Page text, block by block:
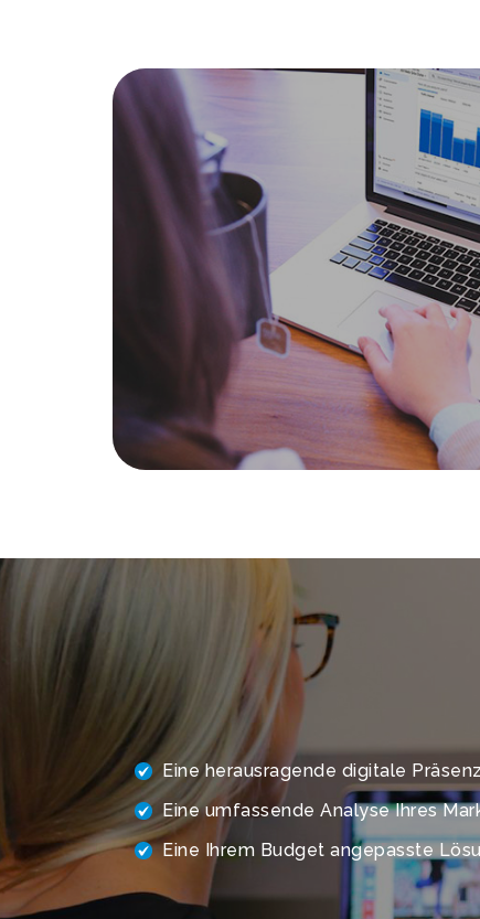
Eine herausragende digitale Präsenz
Eine umfassende Analyse Ihres
Eine Ihrem Budget angepasste